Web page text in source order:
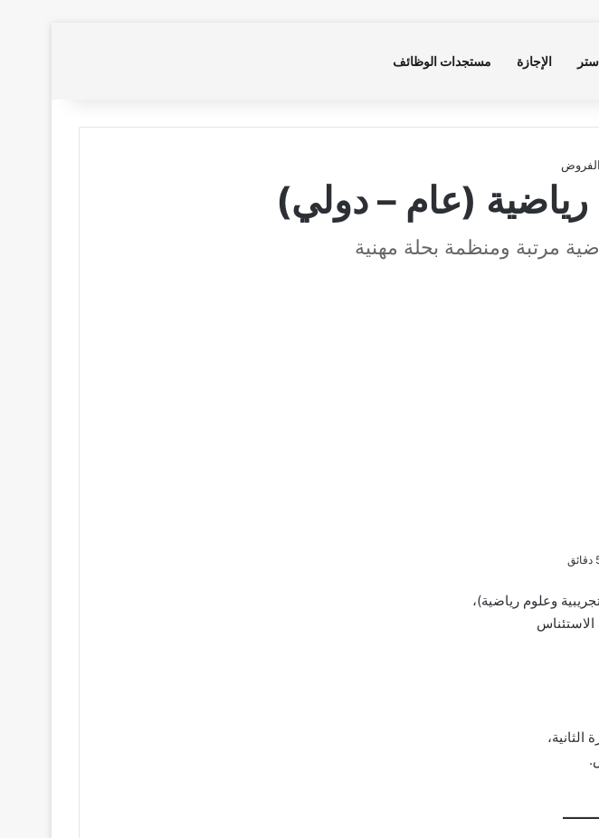
الإجازة مستجدات الوظائف
الفروض
رياضية (عام – دولي)
مرتبة ومنظمة بحلة مهنية
وعلوم رياضية)،